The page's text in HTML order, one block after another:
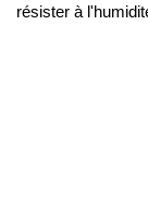
résister à